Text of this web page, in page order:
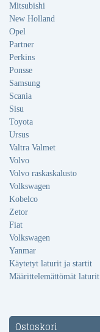
Mitsubishi
New Holland
Opel
Partner
Perkins
Ponsse
Samsung
Scania
Sisu
Toyota
Ursus
Valtra Valmet
Volvo
Volvo raskaskalusto
Volkswagen
Kobelco
Zetor
Fiat
Volkswagen
Yanmar
Käytetyt laturit ja startit
Määrittelemättömät laturit
Ostoskori